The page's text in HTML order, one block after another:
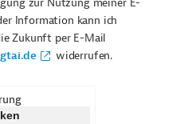
zur Nutzung meiner E-
Information kann ich
Zukunft per E-Mail
widerrufen.